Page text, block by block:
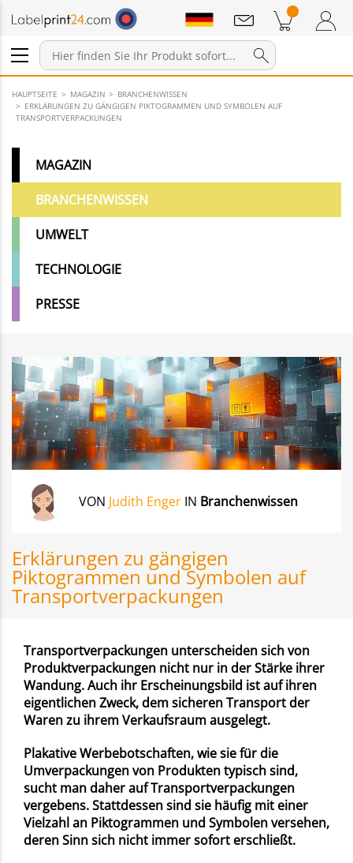
Anmelden / Registrieren
Warenkorb Zum Warenkorb
Mitteilungen
HAUPTSEITE MAGAZIN
BRANCHENWISSEN
ERKLÄRUNGEN ZU GÄNGIGEN PIKTOGRAMMEN UND SYMBOLEN AUF
TRANSPORTVERPACKUNGEN
MAGAZIN
BRANCHENWISSEN
UMWELT
TECHNOLOGIE
PRESSE
VON Judith Enger IN Branchenwissen
Erklärungen zu gängigen
Piktogrammen und Symbolen auf
Transportverpackungen
Transportverpackungen unterscheiden sich von
Produktverpackungen nicht nur in der Stärke ihrer
Wandung. Auch ihr Erscheinungsbild ist auf ihren
eigentlichen Zweck, dem sicheren Transport der
Waren zu ihrem Verkaufsraum ausgelegt.
Plakative Werbebotschaften, wie sie für die
Umverpackungen von Produkten typisch sind,
sucht man daher auf Transportverpackungen
vergebens. Stattdessen sind sie häufig mit einer
Vielzahl an Piktogrammen und Symbolen versehen,
deren Sinn sich nicht immer sofort erschließt.